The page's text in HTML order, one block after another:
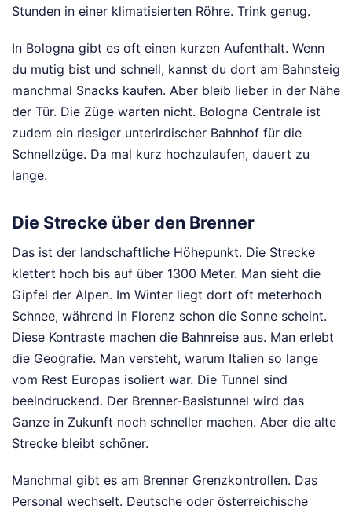
Stunden in einer klimatisierten Röhre. Trink genug.
In Bologna gibt es oft einen kurzen Aufenthalt. Wenn
du mutig bist und schnell, kannst du dort am Bahnsteig
manchmal Snacks kaufen. Aber bleib lieber in der Nähe
der Tür. Die Züge warten nicht. Bologna Centrale ist
zudem ein riesiger unterirdischer Bahnhof für die
Schnellzüge. Da mal kurz hochzulaufen, dauert zu
lange.
Die Strecke über den Brenner
Das ist der landschaftliche Höhepunkt. Die Strecke
klettert hoch bis auf über 1300 Meter. Man sieht die
Gipfel der Alpen. Im Winter liegt dort oft meterhoch
Schnee, während in Florenz schon die Sonne scheint.
Diese Kontraste machen die Bahnreise aus. Man erlebt
die Geografie. Man versteht, warum Italien so lange
vom Rest Europas isoliert war. Die Tunnel sind
beeindruckend. Der Brenner-Basistunnel wird das
Ganze in Zukunft noch schneller machen. Aber die alte
Strecke bleibt schöner.
Manchmal gibt es am Brenner Grenzkontrollen. Das
Personal wechselt. Deutsche oder österreichische